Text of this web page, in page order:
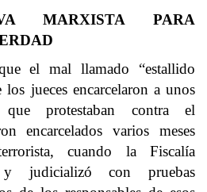
MARXISTA PARA
el mal llamado “estallido
jueces encarcelaron a unos
que protestaban contra el
encarcelados varios meses
cuando la Fiscalía
judicializó con pruebas